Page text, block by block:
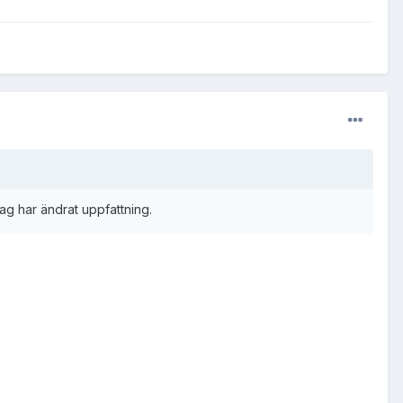
har ändrat uppfattning.